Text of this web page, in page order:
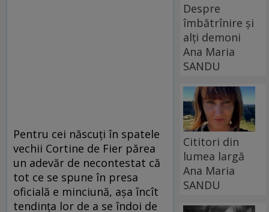
Pentru cei născuți în spatele
vechii Cortine de Fier părea
un adevăr de necontestat că
tot ce se spune în presa
oficială e minciună, așa încît
tendința lor de a se îndoi de
Despre
îmbătrînire și
alți demoni
Ana Maria
SANDU
Cititori din
lumea largă
Ana Maria
SANDU